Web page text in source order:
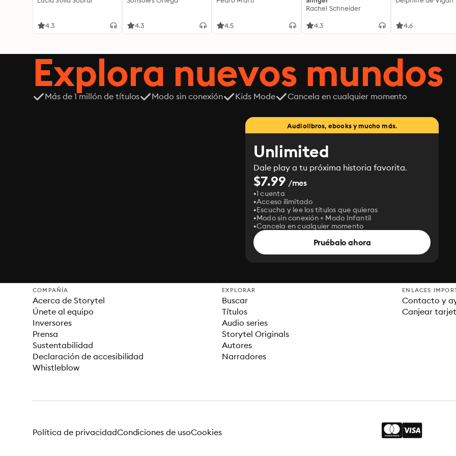
4.3 4.3 4.5
Rachel Schneider
4.3 4.6
Explora nuevos mundos
Más de 1 millón de títulos Modo sin conexión Kids Mode Cancela en cualquier momento
Audiolibros, ebooks y mucho más.
Unlimited
Dale play a tu próxima historia favorita.
$7.99 /mes
1 cuenta
Acceso ilimitado
Escucha y lee los títulos que quieras
Modo sin conexión + Modo Infantil
Cancela en cualquier momento
Pruébalo ahora
COMPAÑÍA
Acerca de Storytel
Únete al equipo
Inversores
Prensa
Sustentabilidad
Declaración de accesibilidad
Whistleblow
EXPLORAR
Buscar
Títulos
Audio series
Storytel Originals
Autores
Narradores
ENLACES
Contacto y
Canjear
Política de privacidadCondiciones de usoCookies